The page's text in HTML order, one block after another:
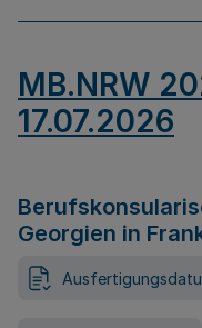
MB.NRW
17.07.2026
Georgien in